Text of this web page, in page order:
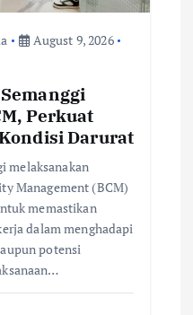
August 9, 2026
Perkuat
Darurat
melaksanakan
Management (BCM)
memastikan
dalam menghadapi
potensi